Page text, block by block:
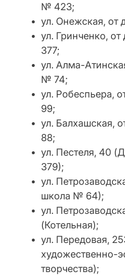
№ 423;
ул. Онежская,
ул. Гринченко,
377;
ул. Алма-
№ 74;
ул. Робеспьера,
99;
ул. Балхашская,
88;
ул. Пестеля, 40
379);
ул.
школа № 64);
ул.
(Котельная);
ул. Передовая,
художественно-
творчества);